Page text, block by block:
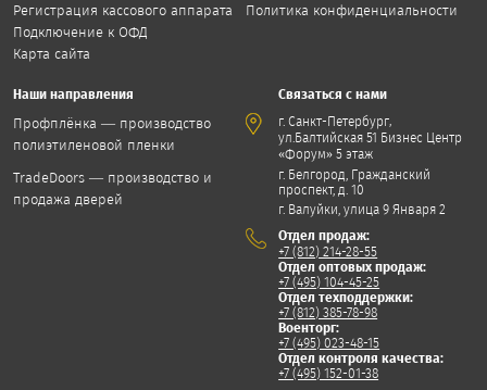
Регистрация кассового аппарата
Подключение к ОФД
Карта сайта
Политика конфиденциальности
Наши направления
Профплёнка — производство
полиэтиленовой пленки
TradeDoors — производство и
продажа дверей
Связаться с нами
г. Санкт-Петербург,
ул.Балтийская 51 Бизнес Центр
«Форум» 5 этаж
г. Белгород, Гражданский
проспект, д. 10
г. Валуйки, улица 9 Января 2
Отдел продаж:
+7 (812) 214-28-55
Отдел оптовых продаж:
+7 (495) 104-45-25
Отдел техподдержки:
+7 (812) 385-78-98
Военторг:
+7 (495) 023-48-15
Отдел контроля качества:
+7 (495) 152-01-38